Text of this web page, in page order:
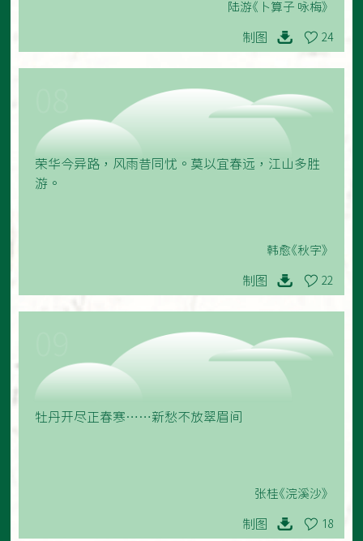
陆游《卜算子 咏梅》
制图 24
荣华今异路，风雨昔同忧。莫以宜春远，江山多胜
游。
韩愈《秋字》
制图 22
牡丹开尽正春寒……新愁不放翠眉间
张桂《浣溪沙》
制图 18